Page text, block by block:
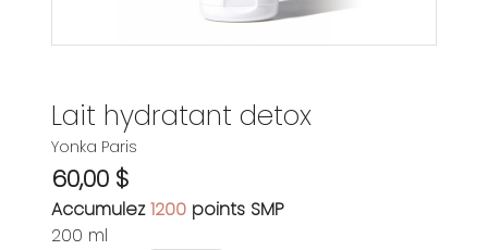
Lait hydratant detox
Yonka Paris
60,00 $
Accumulez1200 points SMP
200 ml